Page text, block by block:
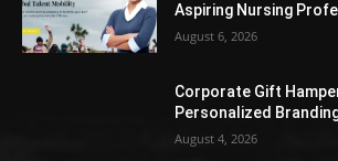
Aspiring Nursing
August 6, 2026
Corporate Gift
Personalized
August 4, 2026